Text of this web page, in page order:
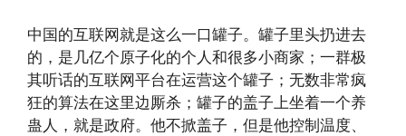
中国的互联网就是这么一口罐子。罐子里头扔进去
的，是几亿个原子化的个人和很多小商家；一群极
其听话的互联网平台在运营这个罐子；无数非常疯
狂的算法在这里边厮杀；罐子的盖子上坐着一个养
蛊人，就是政府。他不掀盖子，但是他控制温度、